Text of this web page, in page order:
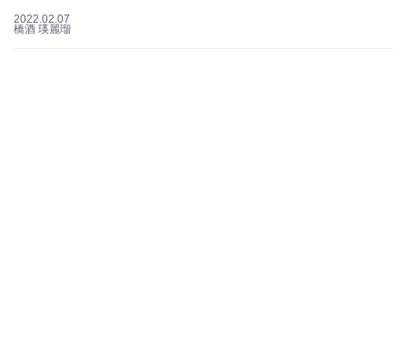
2022.02.07
橋酒 瑛麗瑠